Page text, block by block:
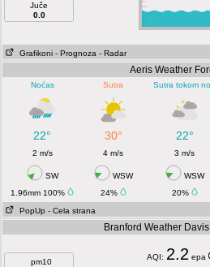
Juče
0.0
Grafikoni - Prognoza - Radar
Aeris Weather
Noćas Sutra Sutra tokom
22° 30° 22°
2 m/s 4 m/s 3 m/s
SW WSW WSW
1.96mm 100%
24% 20%
PopUp - Cela strana
Branford Weather
pm10
AQI: 2.2 epa